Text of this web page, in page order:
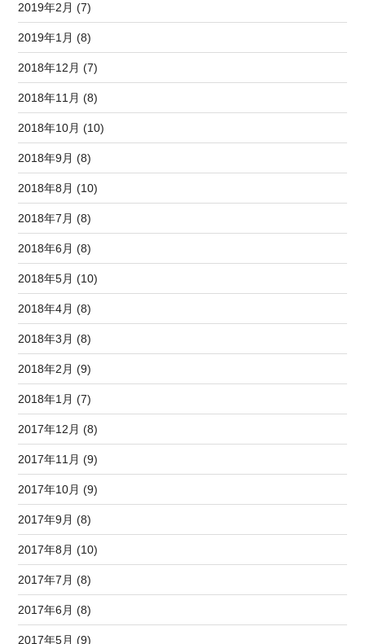
2019年2月 (7)
2019年1月 (8)
2018年12月 (7)
2018年11月 (8)
2018年10月 (10)
2018年9月 (8)
2018年8月 (10)
2018年7月 (8)
2018年6月 (8)
2018年5月 (10)
2018年4月 (8)
2018年3月 (8)
2018年2月 (9)
2018年1月 (7)
2017年12月 (8)
2017年11月 (9)
2017年10月 (9)
2017年9月 (8)
2017年8月 (10)
2017年7月 (8)
2017年6月 (8)
2017年5月 (9)